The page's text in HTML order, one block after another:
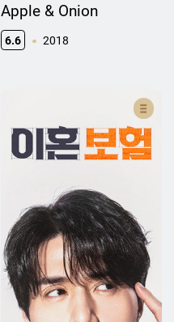
Apple & Onion
6.6 2018